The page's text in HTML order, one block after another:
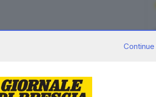
che non ha nulla a che fare